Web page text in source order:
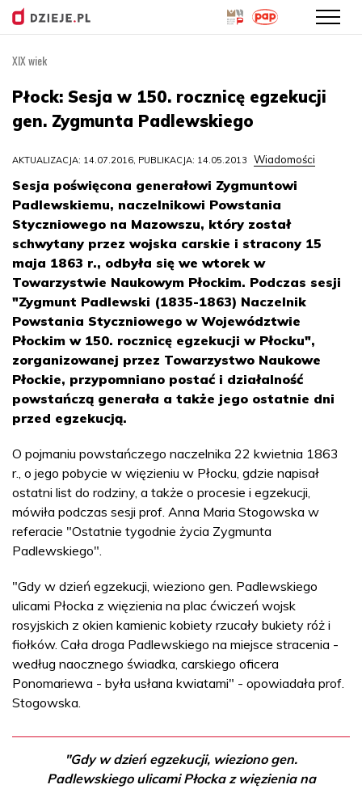
treści
XIX wiek
Płock: Sesja w 150. rocznicę egzekucji
gen. Zygmunta Padlewskiego
AKTUALIZACJA: 14.07.2016, PUBLIKACJA: 14.05.2013 Wiadomości
Sesja poświęcona generałowi Zygmuntowi
Padlewskiemu, naczelnikowi Powstania
Styczniowego na Mazowszu, który został
schwytany przez wojska carskie i stracony 15
maja 1863 r., odbyła się we wtorek w
Towarzystwie Naukowym Płockim. Podczas sesji
"Zygmunt Padlewski (1835-1863) Naczelnik
Powstania Styczniowego w Województwie
Płockim w 150. rocznicę egzekucji w Płocku",
zorganizowanej przez Towarzystwo Naukowe
Płockie, przypomniano postać i działalność
powstańczą generała a także jego ostatnie dni
przed egzekucją.
O pojmaniu powstańczego naczelnika 22 kwietnia 1863
r., o jego pobycie w więzieniu w Płocku, gdzie napisał
ostatni list do rodziny, a także o procesie i egzekucji,
mówiła podczas sesji prof. Anna Maria Stogowska w
referacie "Ostatnie tygodnie życia Zygmunta
Padlewskiego".
"Gdy w dzień egzekucji, wieziono gen. Padlewskiego
ulicami Płocka z więzienia na plac ćwiczeń wojsk
rosyjskich z okien kamienic kobiety rzucały bukiety róż i
fiołków. Cała droga Padlewskiego na miejsce stracenia -
według naocznego świadka, carskiego oficera
Ponomariewa - była usłana kwiatami" - opowiadała prof.
Stogowska.
"Gdy w dzień egzekucji, wieziono gen.
Padlewskiego ulicami Płocka z więzienia na